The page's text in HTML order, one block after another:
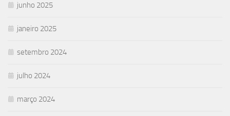
junho 2025
janeiro 2025
setembro 2024
julho 2024
março 2024